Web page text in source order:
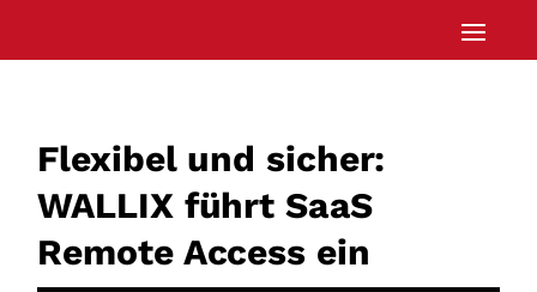
Flexibel und sicher:
WALLIX führt SaaS
Remote Access ein